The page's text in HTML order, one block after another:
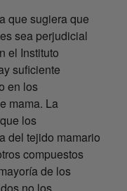
que sugiera que
sea perjudicial
el Instituto
suficiente
en los
mama. La
los
del tejido mamario
compuestos
de los